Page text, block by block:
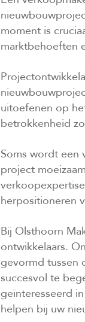
moment is
marktbehoeften
uitoefenen op
betrokkenheid
Soms wordt een
project
herpositioneren
Bij Olsthoorn
ontwikkelaars.
gevormd tussen
succesvol te
geïnteresseerd
helpen bij uw